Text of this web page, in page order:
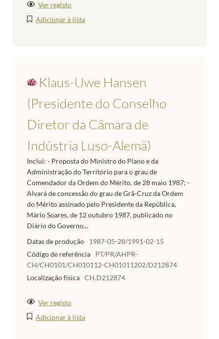
Ver registo
Adicionar à lista
Klaus-Uwe Hansen
(Presidente do Conselho
Diretor da Câmara de
Indústria Luso-Alemã)
Inclui: - Proposta do Ministro do Plano e da
Administração do Território para o grau de
Comendador da Ordem do Mérito, de 28 maio 1987; -
Alvará de concessão do grau de Grã-Cruz da Ordem
do Mérito assinado pelo Presidente da República,
Mário Soares, de 12 outubro 1987, publicado no
Diário do Governo...
Datas de produção
1987-05-28/1991-02-15
Código de referência
PT/PR/AHPR-
CH/CH0101/CH010112-CH01011202/D212874
Localização física CH.D212874
Ver registo
Adicionar à lista